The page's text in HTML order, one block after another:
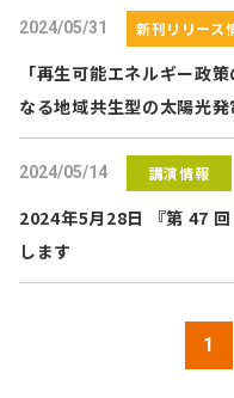
2024/05/31 新刊リリース
「再生可能エネルギー政
なる地域共生型の太陽光
2024/05/14 講演情報
2024年5月28日 『第 47
します
1